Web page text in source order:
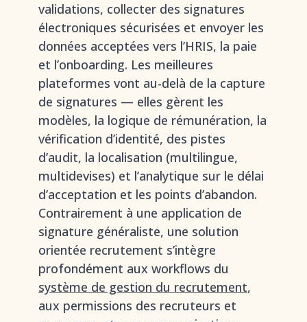
validations, collecter des signatures
électroniques sécurisées et envoyer les
données acceptées vers l’HRIS, la paie
et l’onboarding. Les meilleures
plateformes vont au-delà de la capture
de signatures — elles gèrent les
modèles, la logique de rémunération, la
vérification d’identité, des pistes
d’audit, la localisation (multilingue,
multidevises) et l’analytique sur le délai
d’acceptation et les points d’abandon.
Contrairement à une application de
signature généraliste, une solution
orientée recrutement s’intègre
profondément aux workflows du
système de gestion du recrutement,
aux permissions des recruteurs et